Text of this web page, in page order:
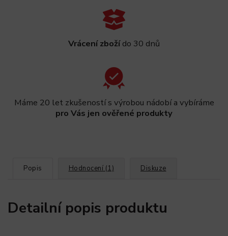
Vrácení zbožído 30 dnů
Máme 20 let zkušeností s výrobou nádobí a vybíráme
pro Vás jen ověřené produkty
Popis Hodnocení (1) Diskuze
Detailní popis produktu